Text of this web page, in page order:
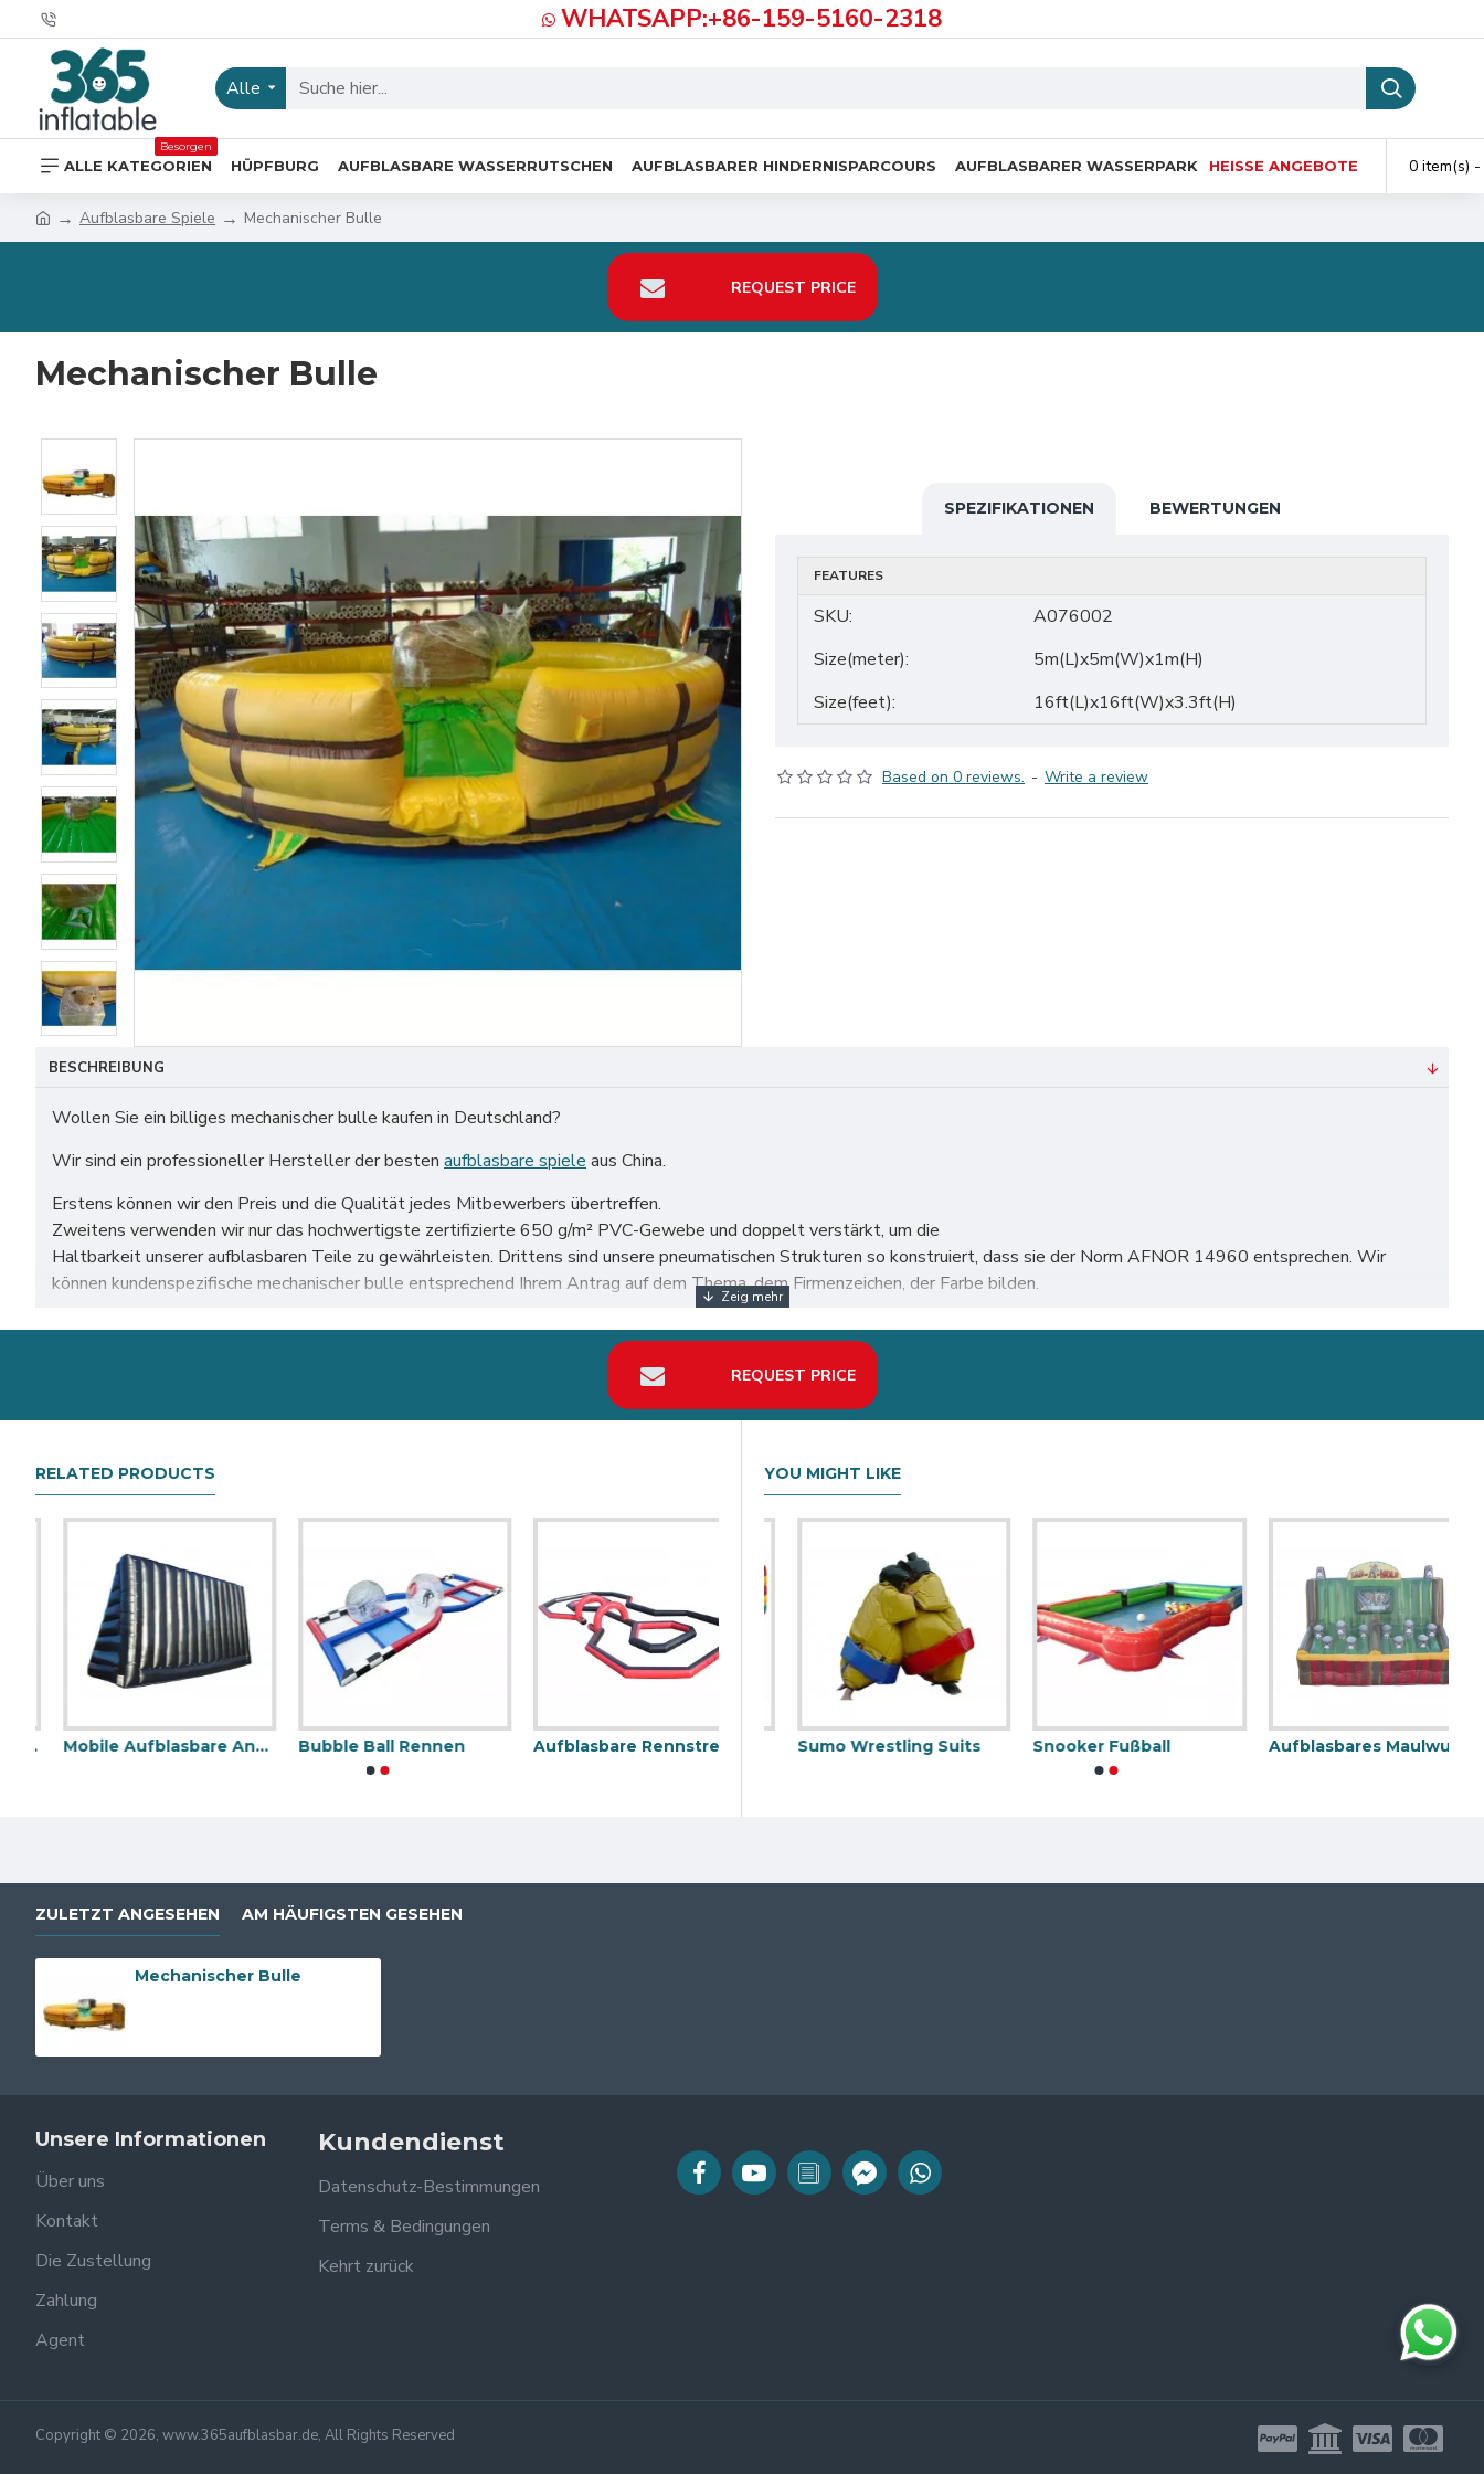
WHATSAPP:+86-159-5160-2318
Alle
ALLE KATEGORIEN
Besorgen
HÜPFBURG AUFBLASBARE WASSERRUTSCHEN AUFBLASBARER HINDERNISPARCOURS AUFBLASBARER WASSERPARK HEISSE ANGEBOTE 0 item(s)
Aufblasbare Spiele Mechanischer Bulle
REQUEST PRICE
Mechanischer Bulle
SPEZIFIKATIONEN BEWERTUNGEN
FEATURES
SKU:
A076002
Size(meter):
5m(L)x5m(W)x1m(H)
Size(feet):
16ft(L)x16ft(W)x3.3ft(H)
Based on 0 reviews. - Write a review
BESCHREIBUNG
Wollen Sie ein billiges mechanischer bulle kaufen in Deutschland?
Wir sind ein professioneller Hersteller der besten aufblasbare spiele aus China.
Erstens können wir den Preis und die Qualität jedes Mitbewerbers übertreffen.
Zweitens verwenden wir nur das hochwertigste zertifizierte 650 g/m² PVC-Gewebe und doppelt verstärkt, um die
Haltbarkeit unserer aufblasbaren Teile zu gewährleisten. Drittens sind unsere pneumatischen Strukturen so konstruiert, dass sie der Norm AFNOR 14960 entsprechen. Wir
können kundenspezifische mechanischer bulle entsprechend Ihrem Antrag auf dem Thema, dem Firmenzeichen, der Farbe bilden.
Unser mechanischer bulle zum Verkauf auf der ganzen Welt, insbesondere in Deutschland wie Berlin, Hamburg, München, Köln, Frankfurt, Stuttgart, Düsseldorf, Dortmund, leipzig
REQUEST PRICE
RELATED PRODUCTS
Mobile Aufblasbare Anschlagtafel Bubble Ball Rennen Aufblasbare Rennstrecke Für Boxautos
YOU MIGHT LIKE
Aufblasbare Dartscheibe Bungee Run Sumo Wrestling Suits Snooker Fußball Aufblasbares Maulwurf Spiel
ZULETZT ANGESEHEN AM HÄUFIGSTEN GESEHEN
Mechanischer Bulle
Unsere Informationen
Über uns
Kontakt
Die Zustellung
Zahlung
Agent
Kundendienst
Datenschutz-Bestimmungen
Terms & Bedingungen
Kehrt zurück
Copyright © 2026, www.365aufblasbar.de, All Rights Reserved